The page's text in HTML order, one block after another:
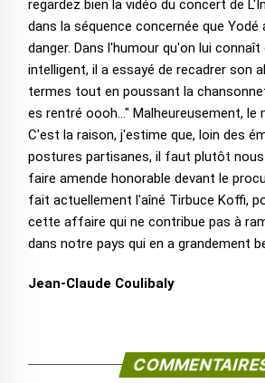
regardez bien la vidéo du concert de
dans la séquence concernée que Yodé
danger. Dans l'humour qu'on lui
intelligent, il a essayé de recadrer son
termes tout en poussant la
es rentré oooh..." Malheureusement,
C'est la raison, j'estime que, loin des
postures partisanes, il faut plutôt
faire amende honorable devant le
fait actuellement l'aîné Tirbuce Koffi,
cette affaire qui ne contribue pas à
dans notre pays qui en a grandement
Jean-Claude Coulibaly